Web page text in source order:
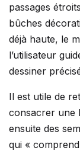
passages
bûches
déjà haute, le
l’utilisateur
dessiner
Il est utile de
consacrer une
ensuite des
qui «